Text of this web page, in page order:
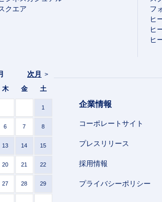
クエア
フ
ヒ
ヒ
ヒ
次月 >
木 金 土
1
6 7 8
13 14 15
20 21 22
27 28 29
企業情報
コーポレートサイト
プレスリリース
採用情報
プライバシーポリシー